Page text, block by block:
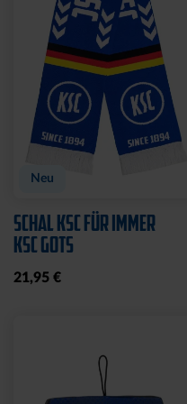
Neu
SCHAL KSC FÜR IMMER
KSC GOTS
21,95 €